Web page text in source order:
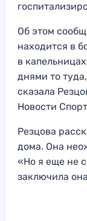
Об этом
находится в
в
днями то
сказала
Новости
Резцова
дома. Она
«Но я еще не
заключила